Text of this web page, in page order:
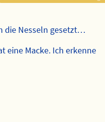
die Nesseln gesetzt…
eine Macke. Ich erkenne